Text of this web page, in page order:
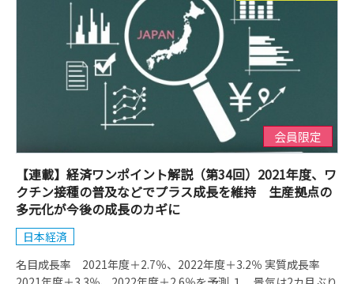
会員限定
【連載】経済ワンポイント解説（第34回）2021年度、ワ
クチン接種の普及などでプラス成長を維持 生産拠点の
多元化が今後の成長のカギに
日本経済
名目成長率 2021年度＋2.7％、2022年度＋3.2％ 実質成長率